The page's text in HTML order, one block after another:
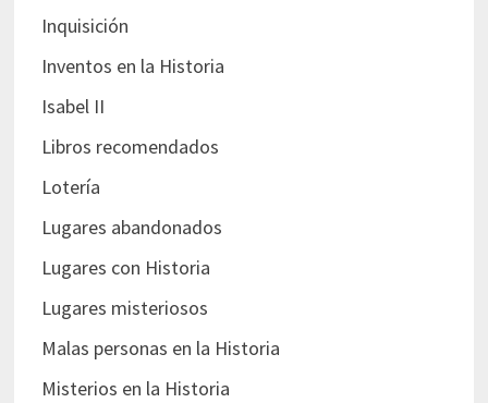
Inquisición
Inventos en la Historia
Isabel II
Libros recomendados
Lotería
Lugares abandonados
Lugares con Historia
Lugares misteriosos
Malas personas en la Historia
Misterios en la Historia